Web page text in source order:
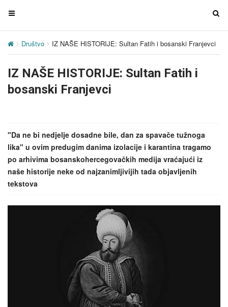
T
g
e
n
g
a
t
i
o
T
g
Društvo IZ NAŠE HISTORIJE: Sultan Fatih i bosanski Franjevci
IZ NAŠE HISTORIJE: Sultan Fatih i
bosanski Franjevci
"Da ne bi nedjelje dosadne bile, dan za spavače tužnoga
lika" u ovim predugim danima izolacije i karantina tragamo
po arhivima bosanskohercegovačkih medija vraćajući iz
naše historije neke od najzanimljivijih tada objavljenih
tekstova